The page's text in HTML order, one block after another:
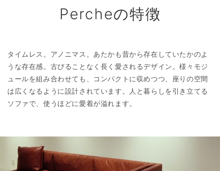
Percheの特徴
タイムレス。アノニマス。あたかも昔から存在していたかのよ
うな存在感。古びることなく長く愛されるデザイン。様々モジ
ュールを組み合わせても、コンパクトに収めつつ、座りの空間
は広くなるように設計されています。人と暮らしを引き立てる
ソファで、使うほどに愛着が溢れます。